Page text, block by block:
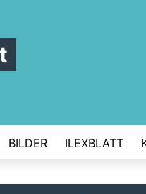
BILDER ILEXBLATT